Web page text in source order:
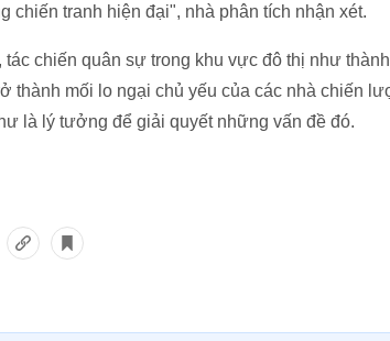
chiến tranh hiện đại", nhà phân tích nhận xét.
chiến quân sự trong khu vực đô thị như
thành mối lo ngại chủ yếu của các nhà chiến
là lý tưởng để giải quyết những vấn đề đó.